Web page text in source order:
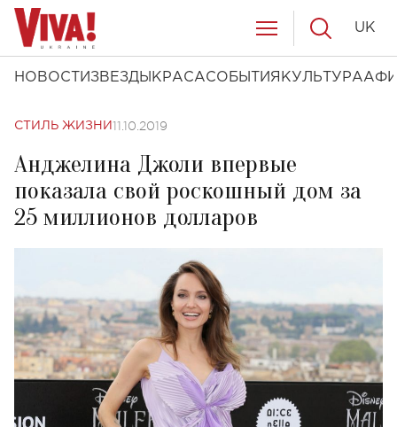
НОВОСТИ ЗВЕЗДЫ КРАСАСОБЫТИЯ КУЛЬТУРА
UK
СТИЛЬ ЖИЗНИ 11.10.2019
Анджелина Джоли впервые
показала свой роскошный дом за
25 миллионов долларов